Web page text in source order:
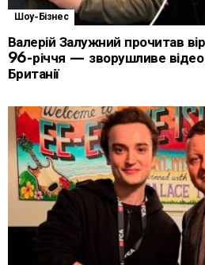
Шоу-Бізнес
Валерій Залужний прочитав
96-річчя — зворушливе відео
Британії